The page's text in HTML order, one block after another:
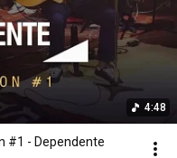
4:48
#1 - Dependente